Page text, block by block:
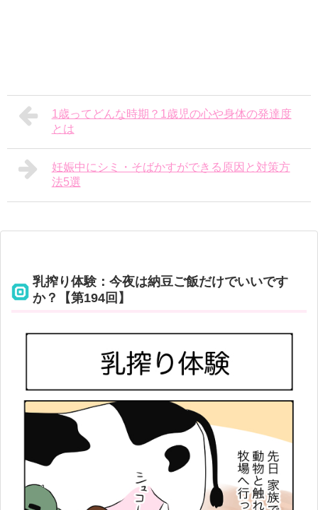
1歳ってどんな時期？1歳児の心や身体の発達度
とは
妊娠中にシミ・そばかすができる原因と対策方
法5選
乳搾り体験：今夜は納豆ご飯だけでいいです
か？【第194回】